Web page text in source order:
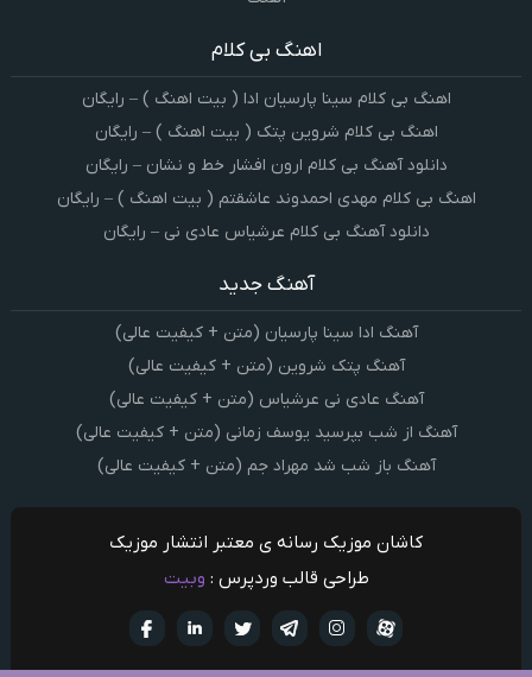
اهنگ بی کلام
اهنگ بی کلام سینا پارسیان ادا ( بیت اهنگ ) – رایگان
اهنگ بی کلام شروین پتک ( بیت اهنگ ) – رایگان
دانلود آهنگ بی کلام ارون افشار خط و نشان – رایگان
اهنگ بی کلام مهدی احمدوند عاشقتم ( بیت اهنگ ) – رایگان
دانلود آهنگ بی کلام عرشیاس عادی نی – رایگان
آهنگ جدید
آهنگ ادا سینا پارسیان (متن + کیفیت عالی)
آهنگ پتک شروین (متن + کیفیت عالی)
آهنگ عادی نی عرشیاس (متن + کیفیت عالی)
آهنگ از شب بپرسید یوسف زمانی (متن + کیفیت عالی)
آهنگ باز شب شد مهراد جم (متن + کیفیت عالی)
کاشان موزیک رسانه ی معتبر انتشار موزیک
طراحی قالب وردپرس : وبیت
تويتر تلگرام
اینستاگرام آپارات